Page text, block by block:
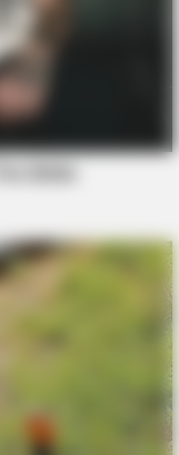
Inside This Old
I Found On